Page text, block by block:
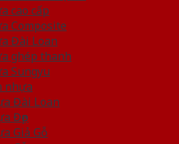
cao cấp
Composite
Đài Loan
ghép thanh
Sungyu
nhựa
Đài Loan
Đẹp
Giả Gỗ